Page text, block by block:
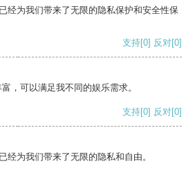
经为我们带来了无限的隐私保护和安全性保
支持[0] 反对[0]
，可以满足我不同的娱乐需求。
支持[0] 反对[0]
经为我们带来了无限的隐私和自由。